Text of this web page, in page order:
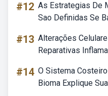
#12 As Estrategias De
Sao Definidas Se
#13 Alterações
Reparativas
#14 O Sistema
Bioma Explique